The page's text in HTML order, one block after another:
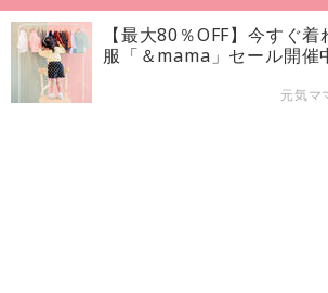
【最大80％OFF】今すぐ
服「＆mama」セール開催
元気マ